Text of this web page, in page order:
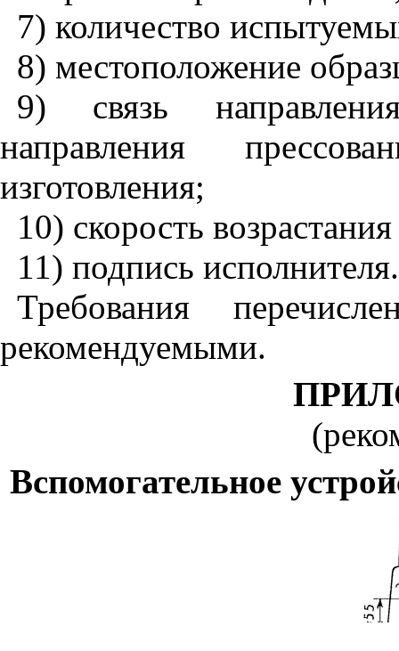
7) количество
8) местоположение
9) связь
направления
изготовления;
10) скорость
11) подпись исполнителя.
Требования
рекомендуемыми.
Вспомогательное